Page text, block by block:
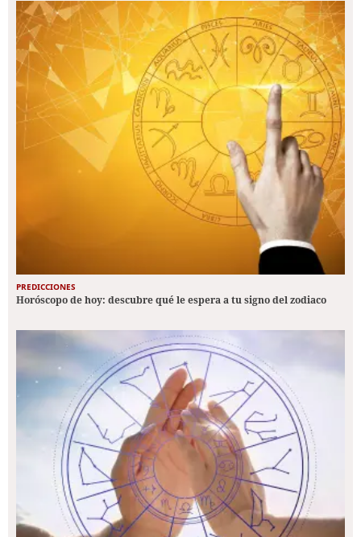
PREDICCIONES
Horóscopo de hoy: descubre qué le espera a tu signo del zodiaco